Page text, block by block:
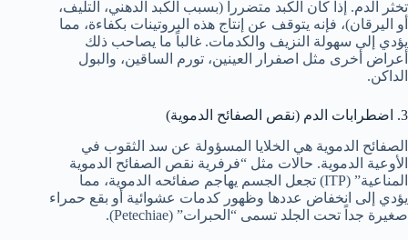
تخثر الدم. إذا كان الكبد متضرراً (بسبب الكبد الدهني، التليف،
أو اليرقان)، فإنه يتوقف عن إنتاج هذه البروتينات بكفاءة، مما
يؤدي إلى سهولة النزيف والكدمات. غالباً ما يصاحب ذلك
أعراض أخرى مثل اصفرار العينين، تورم الساقين، والبول
الداكن.
3. اضطرابات الدم (نقص الصفائح الدموية)
الصفائح الدموية هي الخلايا المسؤولة عن سد الثقوب في
الأوعية الدموية. حالات مثل “فرفرية نقص الصفائح الدموية
المناعية” (ITP) تجعل الجسم يهاجم صفائحه الدموية، مما
يؤدي إلى انخفاض عددها وظهور كدمات عشوائية أو بقع حمراء
صغيرة جداً تحت الجلد تسمى “الحبرات” (Petechiae).